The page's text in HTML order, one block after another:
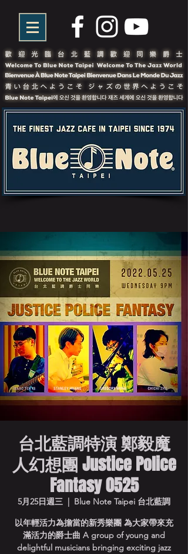
台北藍調特演 鄭毅魔
人幻想團 Justice Police
Fantasy 0525
5月25日週三
  |
Blue Note Taipei 台北藍調
以年輕活力為擔當的新秀樂團 為大家帶來充
滿活力的爵士曲 A group of young and
delightful musicians bringing exciting jazz